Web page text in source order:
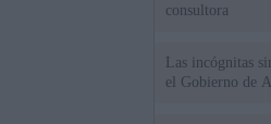
consultora
Las incógnitas
el Gobierno de